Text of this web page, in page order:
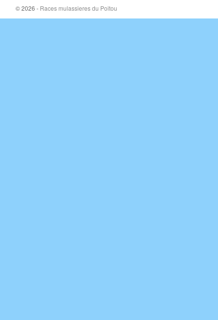
© 2026 - Races mulassieres du Poitou